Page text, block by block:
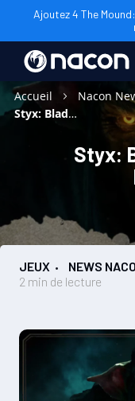
Ajoutez 4 The
Accueil Nacon
Styx: Blades of Greed est DISPONIBLE
Styx:
JEUX NEWS
2 min de lecture